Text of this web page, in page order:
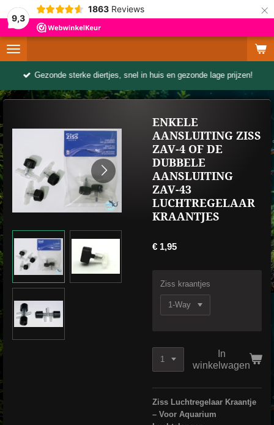
9,3
1863 Reviews ×
Gezonde sterke diertjes, snel in huis en gezonde lage prijzen!
ENKELE
AANSLUITING ZISS
ZAV-4 OF DE
DUBBELE
AANSLUITING
ZAV-43
LUCHTREGELAAR
KRAANTJES
€ 1,95
Ziss kraantjes
In
winkelwagen
Ziss Luchtregelaar Kraantje
– Voor Aquarium